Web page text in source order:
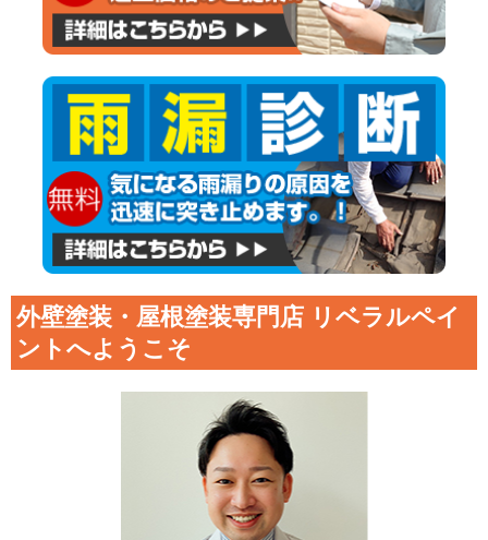
外壁塗装・屋根塗装専門店 リベラルペイ
ントへようこそ